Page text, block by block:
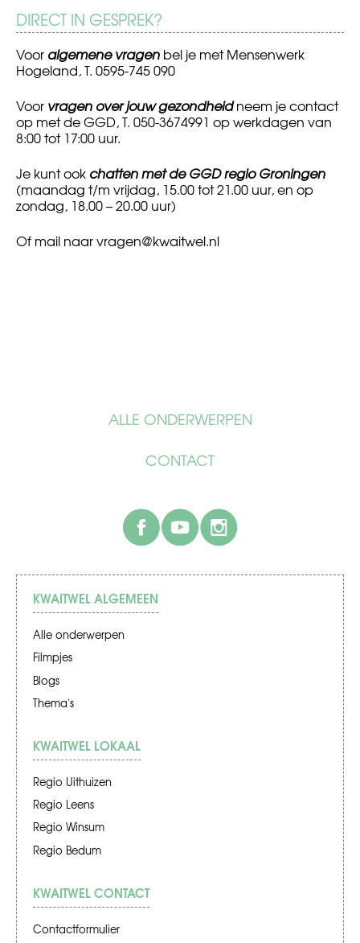
ALLE ONDERWERPEN
CONTACT
facebook
DIRECT IN GESPREK?
Voor algemene vragen bel je met Mensenwerk
Hogeland, T. 0595-745 090
Voor vragen over jouw gezondheidneem je contact
op met de GGD, T. 050-3674991 op werkdagen van
8:00 tot 17:00 uur.
Je kunt ook chatten met de GGD regio Groningen
(maandag t/m vrijdag, 15.00 tot 21.00 uur, en op
zondag, 18.00 – 20.00 uur)
Of mail naarvragen@kwaitwel.nl
KWAITWEL ALGEMEEN
Alle onderwerpen
Filmpjes
Blogs
Thema's
KWAITWEL LOKAAL
Regio Uithuizen
Regio Leens
Regio Winsum
Regio Bedum
KWAITWEL CONTACT
Contactformulier